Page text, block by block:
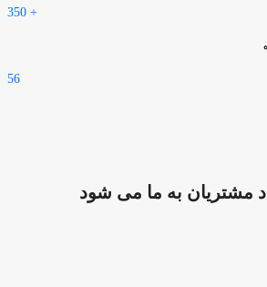
350 +
56
مشتریان به ما می شود